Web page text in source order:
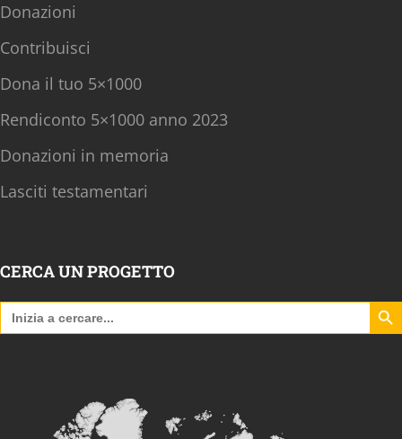
Donazioni
Contribuisci
Dona il tuo 5×1000
Rendiconto 5×1000 anno 2023
Donazioni in memoria
Lasciti testamentari
CERCA UN PROGETTO
Search
for:
Search